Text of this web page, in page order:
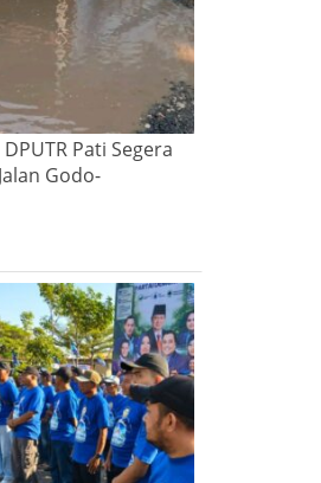
Pati Segera
Godo-